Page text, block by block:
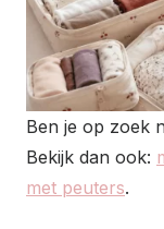
Ben je op zoek
Bekijk dan ook:
met peuters.